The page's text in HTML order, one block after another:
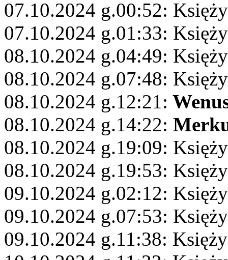
07.10.2024 g.00:52:
07.10.2024 g.01:33:
08.10.2024 g.04:49:
08.10.2024 g.07:48:
08.10.2024 g.12:21:
08.10.2024 g.14:22:
08.10.2024 g.19:09:
08.10.2024 g.19:53:
09.10.2024 g.02:12:
09.10.2024 g.07:53:
09.10.2024 g.11:38: